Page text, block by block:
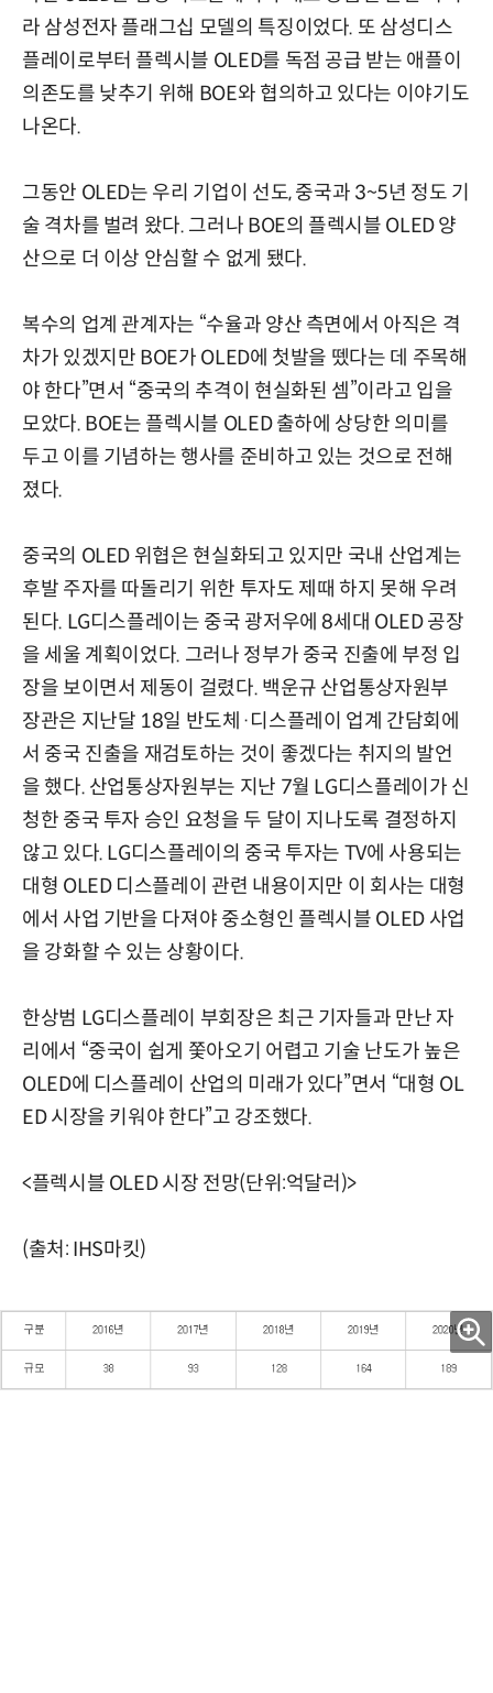
라 삼성전자 플래그십 모델의 특징이었다. 또 삼성디스
플레이로부터 플렉시블 OLED를 독점 공급 받는 애플이
의존도를 낮추기 위해 BOE와 협의하고 있다는 이야기도
나온다.
그동안 OLED는 우리 기업이 선도, 중국과 3~5년 정도 기
술 격차를 벌려 왔다. 그러나 BOE의 플렉시블 OLED 양
산으로 더 이상 안심할 수 없게 됐다.
복수의 업계 관계자는 “수율과 양산 측면에서 아직은 격
차가 있겠지만 BOE가 OLED에 첫발을 뗐다는 데 주목해
야 한다”면서 “중국의 추격이 현실화된 셈”이라고 입을
모았다. BOE는 플렉시블 OLED 출하에 상당한 의미를
두고 이를 기념하는 행사를 준비하고 있는 것으로 전해
졌다.
중국의 OLED 위협은 현실화되고 있지만 국내 산업계는
후발 주자를 따돌리기 위한 투자도 제때 하지 못해 우려
된다. LG디스플레이는 중국 광저우에 8세대 OLED 공장
을 세울 계획이었다. 그러나 정부가 중국 진출에 부정 입
장을 보이면서 제동이 걸렸다. 백운규 산업통상자원부
장관은 지난달 18일 반도체·디스플레이 업계 간담회에
서 중국 진출을 재검토하는 것이 좋겠다는 취지의 발언
을 했다. 산업통상자원부는 지난 7월 LG디스플레이가 신
청한 중국 투자 승인 요청을 두 달이 지나도록 결정하지
않고 있다. LG디스플레이의 중국 투자는 TV에 사용되는
대형 OLED 디스플레이 관련 내용이지만 이 회사는 대형
에서 사업 기반을 다져야 중소형인 플렉시블 OLED 사업
을 강화할 수 있는 상황이다.
한상범 LG디스플레이 부회장은 최근 기자들과 만난 자
리에서 “중국이 쉽게 쫓아오기 어렵고 기술 난도가 높은
OLED에 디스플레이 산업의 미래가 있다”면서 “대형 OL
ED 시장을 키워야 한다”고 강조했다.
<플렉시블 OLED 시장 전망(단위:억달러)>
(출처: IHS마킷)